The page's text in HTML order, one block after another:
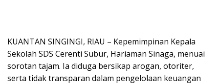
KUANTAN SINGINGI, RIAU – Kepemimpinan Kepala
Sekolah SDS Cerenti Subur, Hariaman Sinaga, menuai
sorotan tajam. Ia diduga bersikap arogan, otoriter,
serta tidak transparan dalam pengelolaan keuangan